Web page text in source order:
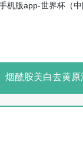
烟酰胺美白去黄原